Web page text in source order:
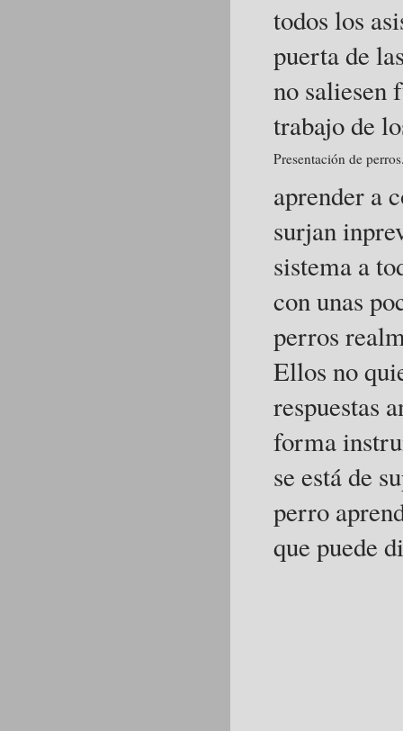
todos los
puerta de
no saliesen
trabajo de
Presentación de
aprender a
surjan
sistema a
con unas
perros
Ellos no
respuestas
forma
se está de
perro
que puede